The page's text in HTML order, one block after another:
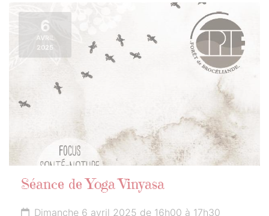
6
AVRIL
2025
Séance de Yoga Vinyasa
Dimanche 6 avril 2025 de 16h00 à 17h30